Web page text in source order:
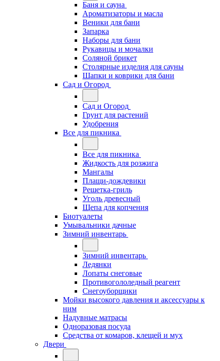
Баня и сауна
Ароматизаторы и масла
Веники для бани
Запарка
Наборы для бани
Рукавицы и мочалки
Соляной брикет
Столярные изделия для сауны
Шапки и коврики для бани
Сад и Огород
Сад и Огород
Грунт для растений
Удобрения
Все для пикника
Все для пикника
Жидкость для розжига
Мангалы
Плащи-дождевики
Решетка-гриль
Уголь древесный
Щепа для копчения
Биотуалеты
Умывальники дачные
Зимний инвентарь
Зимний инвентарь
Ледянки
Лопаты снеговые
Противогололедный реагент
Снегоуборщики
Мойки высокого давления и аксессуары к
ним
Надувные матрасы
Одноразовая посуда
Средства от комаров, клещей и мух
Двери